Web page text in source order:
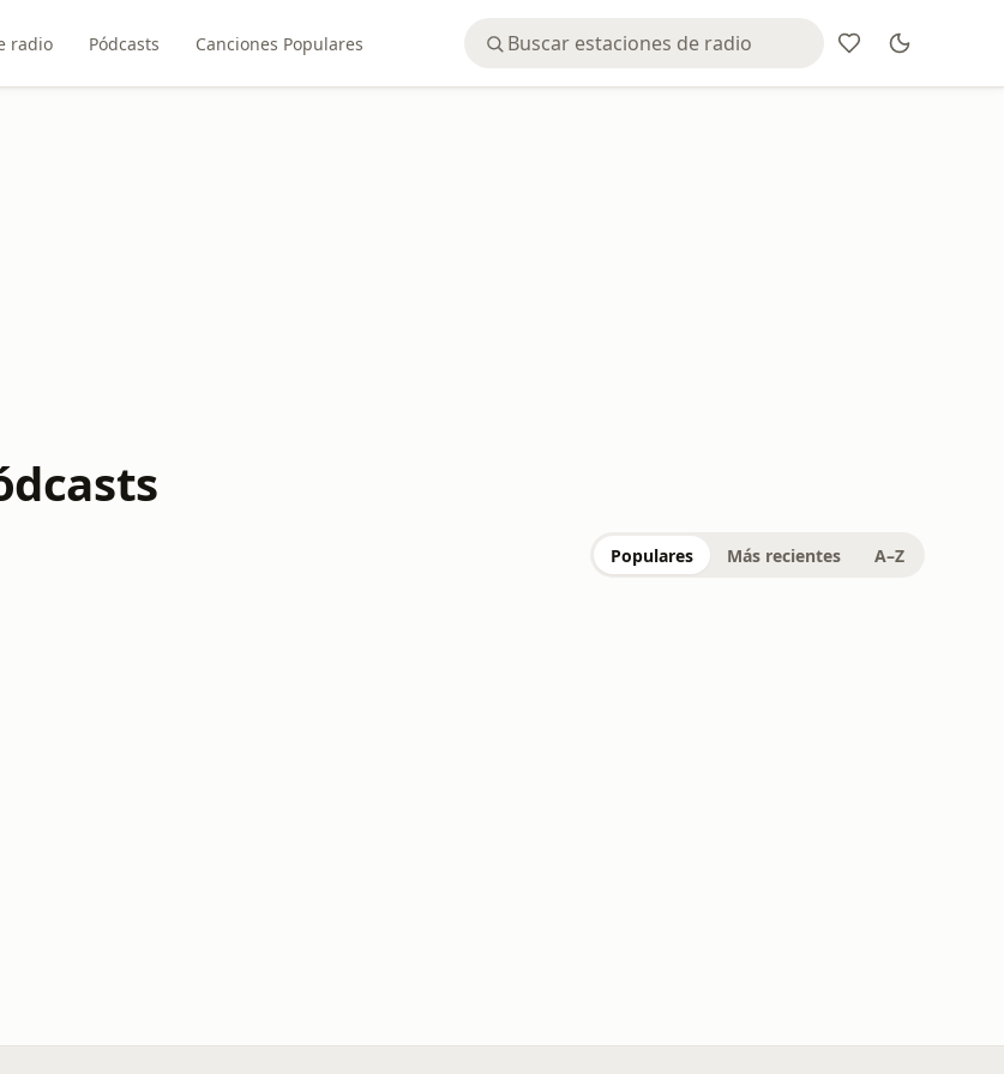
radio Pódcasts Canciones Populares
Populares Más recientes A–Z